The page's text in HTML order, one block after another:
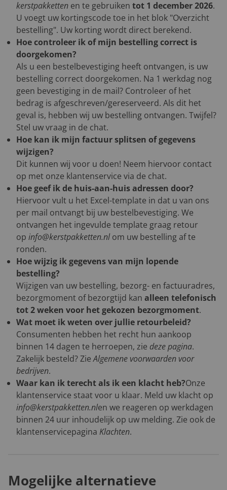
kerstpakketten en te gebruiken tot 1 december 2026.
U voegt uw kortingscode toe in het blok "Overzicht
bestelling". Uw korting wordt direct berekend.
Hoe controleer ik of mijn bestelling correct is
doorgekomen?
Als u een bestelbevestiging heeft ontvangen, is uw
bestelling correct doorgekomen. Na 1 werkdag nog
geen bevestiging in de mail? Controleer of het
bedrag is afgeschreven/gereserveerd. Als dit het
geval is, hebben wij uw bestelling ontvangen. Twijfel?
Stel uw vraag in de chat.
Hoe kan ik mijn factuur splitsen of gegevens
wijzigen?
Dit kunnen wij voor u doen! Neem hiervoor contact
op met onze klantenservice via de chat.
Hoe geef ik de huis-aan-huis adressen door?
Hiervoor vult u het Excel-template in dat u van ons
per mail ontvangt bij uw bestelbevestiging. We
ontvangen het ingevulde template graag retour
op info@kerstpakketten.nlom uw bestelling af te
ronden.
Hoe wijzig ik gegevens van mijn lopende
bestelling?
Wijzigen van uw bestelling, bezorg- en factuuradres,
bezorgmoment of bezorgtijd kan alleen telefonisch
tot 2 weken voor het gekozen bezorgmoment.
Wat moet ik weten over jullie retourbeleid?
Consumenten hebben het recht hun aankoop
binnen 14 dagen te herroepen, zie deze pagina.
Zakelijk besteld? ZieAlgemene voorwaarden voor
bedrijven.
Waar kan ik terecht als ik een klacht heb?Onze
klantenservice staat voor u klaar. Meld uw klacht op
info@kerstpakketten.nlen we reageren op werkdagen
binnen 24 uur inhoudelijk op uw melding. Zie ook de
klantenservicepagina Klachten.
Mogelijke alternatieve